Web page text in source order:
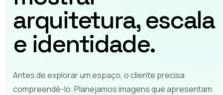
arquitetura, escala
e identidade.
Antes de explorar um espaço, o cliente precisa
compreendê-lo. Planejamos imagens que apresentam